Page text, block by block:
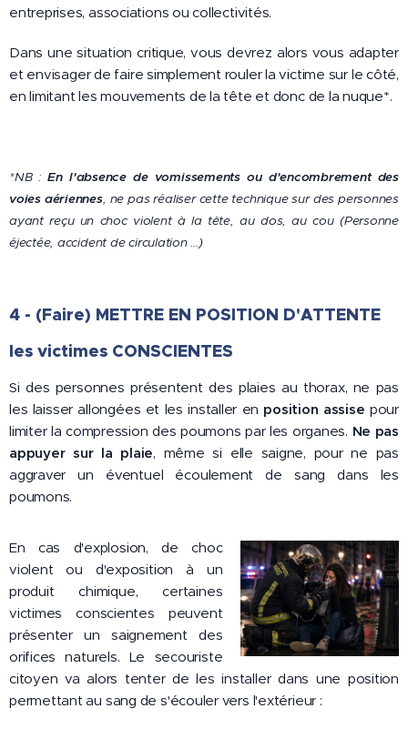
entreprises, associations ou collectivités.
Dans une situation critique, vous devrez alors vous adapter
et envisager de faire simplement rouler la victime sur le côté,
en limitant les mouvements de la tête et donc de la nuque*.
*NB :En l'absence de vomissements ou d'encombrement des
voies aériennes, ne pas réaliser cette technique sur des personnes
ayant reçu un choc violent à la tête, au dos, au cou (Personne
éjectée, accident de circulation ...)
4 - (Faire) METTRE EN POSITION D'ATTENTE
les victimes CONSCIENTES
Si des personnes présentent des plaies au thorax, ne pas
les laisser allongées et les installer en position assise pour
limiter la compression des poumons par les organes. Ne pas
appuyer sur la plaie, même si elle saigne, pour ne pas
aggraver un éventuel écoulement de sang dans les
poumons.
En cas d'explosion, de choc
violent ou d'exposition à un
produit chimique, certaines
victimes conscientes peuvent
présenter un saignement des
orifices naturels. Le secouriste
citoyen va alors tenter de les installer dans une position
permettant au sang de s'écouler vers l'extérieur :